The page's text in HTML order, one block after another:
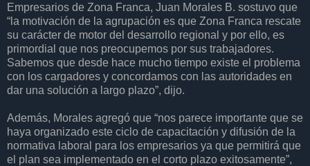
Empresarios de Zona Franca, Juan Morales B. sostuvo que
“la motivación de la agrupación es que Zona Franca rescate
su carácter de motor del desarrollo regional y por ello, es
primordial que nos preocupemos por sus trabajadores.
Sabemos que desde hace mucho tiempo existe el problema
con los cargadores y concordamos con las autoridades en
dar una solución a largo plazo”, dijo.
Además, Morales agregó que “nos parece importante que se
haya organizado este ciclo de capacitación y difusión de la
normativa laboral para los empresarios ya que permitirá que
el plan sea implementado en el corto plazo exitosamente”,